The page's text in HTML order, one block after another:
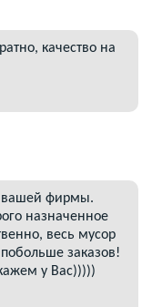
качество на
вашей фирмы.
назначенное
весь мусор
заказов!
у Вас)))))